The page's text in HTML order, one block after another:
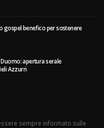
gospel benefico per sostenere
apertura serale
Azzurri
sempre informato sulle